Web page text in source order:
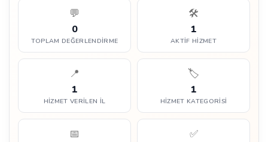
💬
0
TOPLAM DEĞERLENDIRME
🛠️
1
AKTIF HIZMET
📍
1
HIZMET VERILEN İL
🏷️
1
HIZMET KATEGORISI
📅 ✅